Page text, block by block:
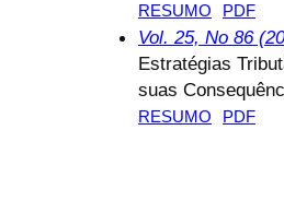
RESUMO PDF
Vol. 25, No 86
Estratégias
suas
RESUMO PDF